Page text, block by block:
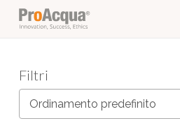
Skip
Filtri